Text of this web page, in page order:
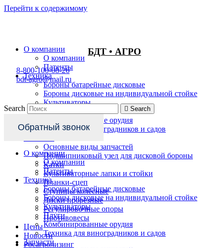
Перейти к содержимому
БДТ • АГРО
8-800-100-08-26
bdt-agro@mail.ru
Search Search
Обратный звонок
О компании
О компании
Патенты
Техника
Бороны батарейные дисковые
Бороны дисковые на индивидуальной стойке
Культиваторы
Плуги
Комбинированные орудия
Техника для виноградников и садов
Запчасти
О компании
О компании
Патенты
Техника
Бороны батарейные дисковые
Бороны дисковые на индивидуальной стойке
Культиваторы
Плуги
Комбинированные орудия
Техника для виноградников и садов
Основные виды запчастей
Подшипниковый узел для дисковой бороны
Катки
Культиваторные лапки и стойки
Планки-сцеп
Ступицы колесные
Диски прорезные
Регулировочные опоры
Противовесы
Цены
Новости
Росагролизинг